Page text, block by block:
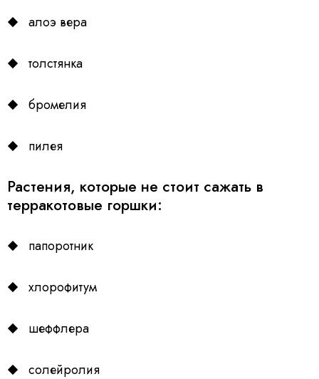
алоэ вера
толстянка
бромелия
пилея
Растения, которые не стоит сажать в
терракотовые горшки:
папоротник
хлорофитум
шеффлера
солейролия